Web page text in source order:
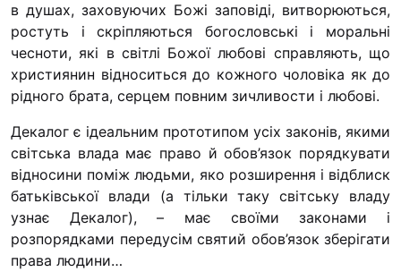
Одна
одна
“КОПА”
Як
Ми
З рук в
Юричко
в душах, заховуючих Божі заповіді, витворюються,
рос­туть і скріпляються богословські і моральні
чесноти, які в світлі Божої любові справляють, що
християнин відноситься до кожного чоловіка як до
рідного брата, серцем повним зичливости і любові.
Декалог є ідеальним прототипом усіх законів, якими
світська влада має право й обов’язок порядкувати
від­носини поміж людьми, яко розширення і відблиск
бать­ківської влади (а тільки таку світську владу
узнає Дека­лог), – має своїми законами і
розпорядками передусім святий обов’язок зберігати
права людини…